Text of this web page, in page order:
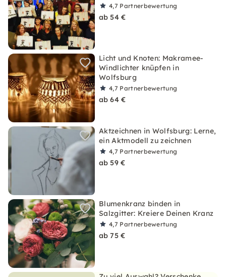
4,7 Partnerbewertung
ab 54 €
Licht und Knoten: Makramee-
Windlichter knüpfen in
Wolfsburg
4,7 Partnerbewertung
ab 64 €
Aktzeichnen in Wolfsburg: Lerne,
ein Aktmodell zu zeichnen
4,7 Partnerbewertung
ab 59 €
Blumenkranz binden in
Salzgitter: Kreiere Deinen Kranz
4,7 Partnerbewertung
ab 75 €